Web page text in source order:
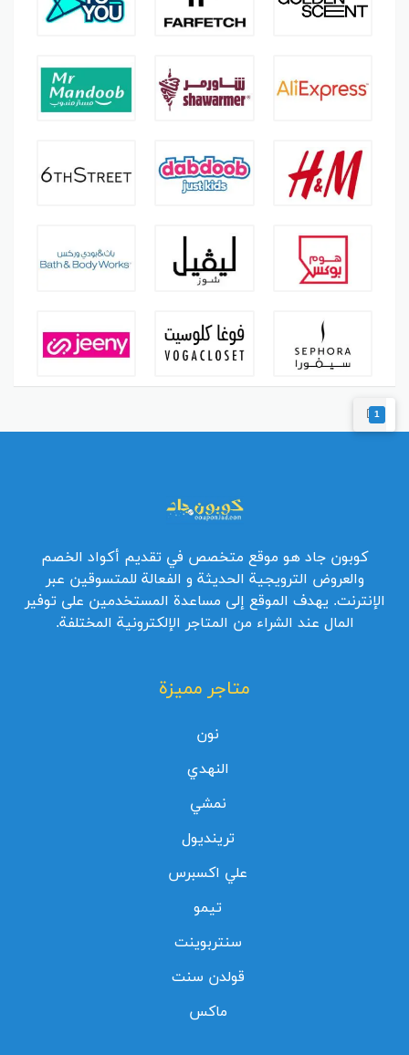
1
كوبون جاد هو موقع متخصص في تقديم أكواد الخصم
والعروض الترويجية الحديثة و الفعالة للمتسوقين عبر
الإنترنت. يهدف الموقع إلى مساعدة المستخدمين على توفير
المال عند الشراء من المتاجر الإلكترونية المختلفة.
متاجر مميزة
نون
النهدي
نمشي
ترينديول
علي اكسبرس
تيمو
سنتربوينت
قولدن سنت
ماكس